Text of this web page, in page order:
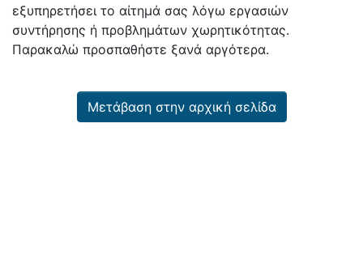
εξυπηρετήσει το αίτημά σας λόγω εργασιών
συντήρησης ή προβλημάτων χωρητικότητας.
Παρακαλώ προσπαθήστε ξανά αργότερα.
Μετάβαση στην αρχική σελίδα